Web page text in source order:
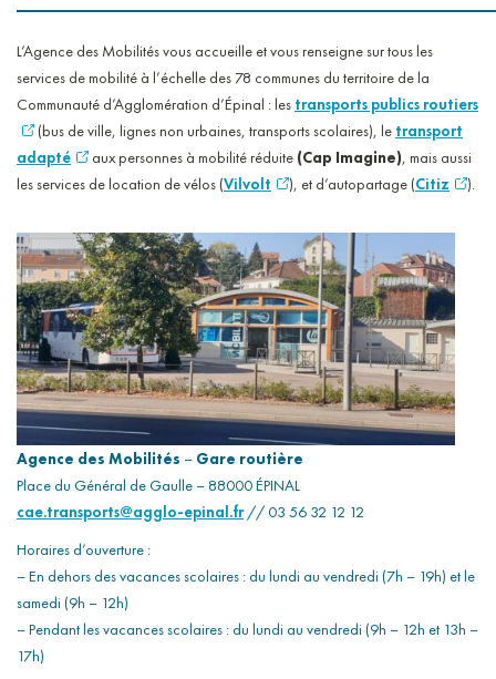
L’Agence des Mobilités vous accueille et vous renseigne sur tous les
services de mobilité à l’échelle des 78 communes du territoire de la
Communauté d’Agglomération d’Épinal : les transports publics routiers
(bus de ville, lignes non urbaines, transports scolaires), le transport
adapté
aux personnes à mobilité réduite (Cap Imagine), mais aussi
les services de location de vélos (Vilvolt ), et d’autopartage (Citiz ).
Agence des Mobilités – Gare routière
Place du Général de Gaulle – 88000 ÉPINAL
cae.transports@agglo-epinal.fr// 03 56 32 12 12
Horaires d’ouverture :
– En dehors des vacances scolaires : du lundi au vendredi (7h – 19h) et le
samedi (9h – 12h)
– Pendant les vacances scolaires : du lundi au vendredi (9h – 12h et 13h –
17h)